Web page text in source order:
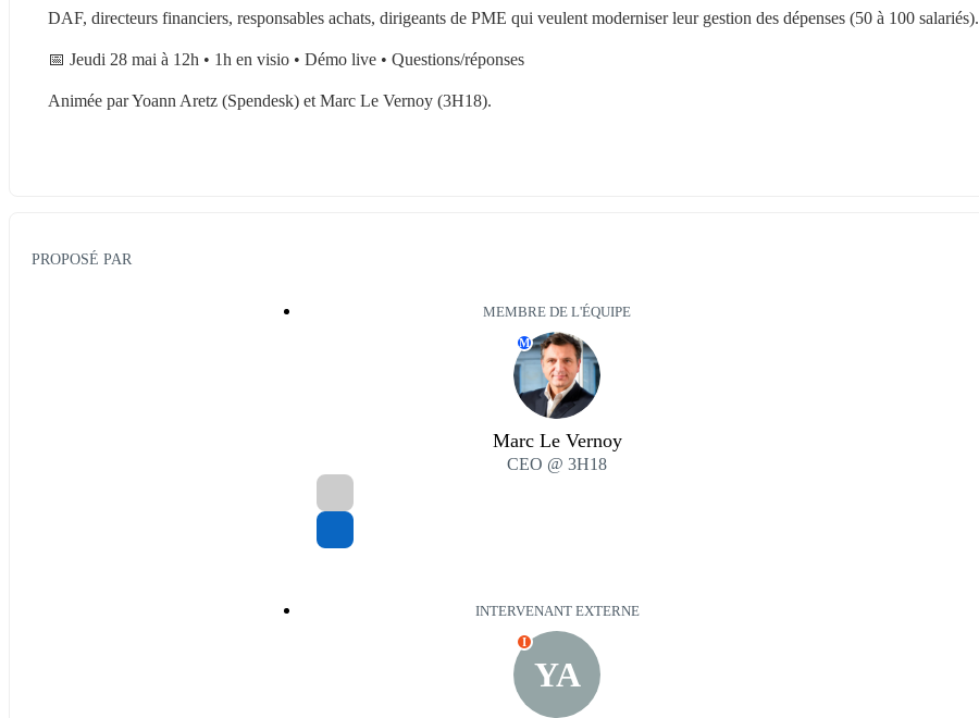
DAF, directeurs financiers, responsables achats, dirigeants de PME qui veulent moderniser leur gestion des dépenses (50 à 100 salariés).
📅 Jeudi 28 mai à 12h • 1h en visio • Démo live • Questions/réponses
Animée par Yoann Aretz (Spendesk) et Marc Le Vernoy (3H18).
PROPOSÉ PAR
MEMBRE DE L'ÉQUIPE
M
Marc Le Vernoy
CEO @ 3H18
INTERVENANT EXTERNE
YA
I